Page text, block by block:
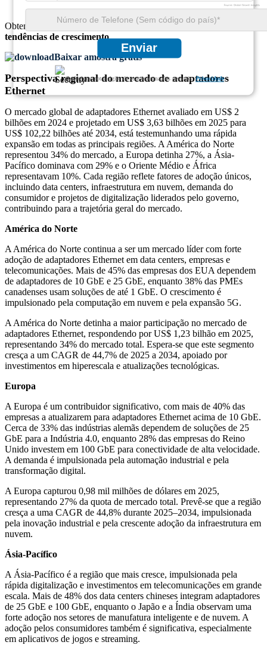
Enviar
Garantimos total sigilo de suas informações pessoais.Privacidade
Obtenha insights abrangentes sobre otamanho do mercado
tendências de crescimento
Baixar amostra grátis
Perspectiva regional do mercado de adaptadores
Ethernet
O mercado global de adaptadores Ethernet avaliado em US$ 2
bilhões em 2024 e projetado em US$ 3,63 bilhões em 2025 para
US$ 102,22 bilhões até 2034, está testemunhando uma rápida
expansão em todas as principais regiões. A América do Norte
representou 34% do mercado, a Europa detinha 27%, a Ásia-
Pacífico dominava com 29% e o Oriente Médio e África
representavam 10%. Cada região reflete fatores de adoção únicos,
incluindo data centers, infraestrutura em nuvem, demanda do
consumidor e projetos de digitalização liderados pelo governo,
contribuindo para a trajetória geral do mercado.
América do Norte
A América do Norte continua a ser um mercado líder com forte
adoção de adaptadores Ethernet em data centers, empresas e
telecomunicações. Mais de 45% das empresas dos EUA dependem
de adaptadores de 10 GbE e 25 GbE, enquanto 38% das PMEs
canadenses usam soluções de até 1 GbE. O crescimento é
impulsionado pela computação em nuvem e pela expansão 5G.
A América do Norte detinha a maior participação no mercado de
adaptadores Ethernet, respondendo por US$ 1,23 bilhão em 2025,
representando 34% do mercado total. Espera-se que este segmento
cresça a um CAGR de 44,7% de 2025 a 2034, apoiado por
investimentos em hiperescala e atualizações tecnológicas.
Europa
A Europa é um contribuidor significativo, com mais de 40% das
empresas a atualizarem para adaptadores Ethernet acima de 10 GbE.
Cerca de 33% das indústrias alemãs dependem de soluções de 25
GbE para a Indústria 4.0, enquanto 28% das empresas do Reino
Unido investem em 100 GbE para conectividade de alta velocidade.
A demanda é impulsionada pela automação industrial e pela
transformação digital.
A Europa capturou 0,98 mil milhões de dólares em 2025,
representando 27% da quota de mercado total. Prevê-se que a região
cresça a uma CAGR de 44,8% durante 2025–2034, impulsionada
pela inovação industrial e pela crescente adoção da infraestrutura em
nuvem.
Ásia-Pacífico
A Ásia-Pacífico é a região que mais cresce, impulsionada pela
rápida digitalização e investimentos em telecomunicações em grande
escala. Mais de 48% dos data centers chineses integram adaptadores
de 25 GbE e 100 GbE, enquanto o Japão e a Índia observam uma
forte adoção nos setores de manufatura inteligente e de nuvem. A
adoção pelos consumidores também é significativa, especialmente
em aplicativos de jogos e streaming.